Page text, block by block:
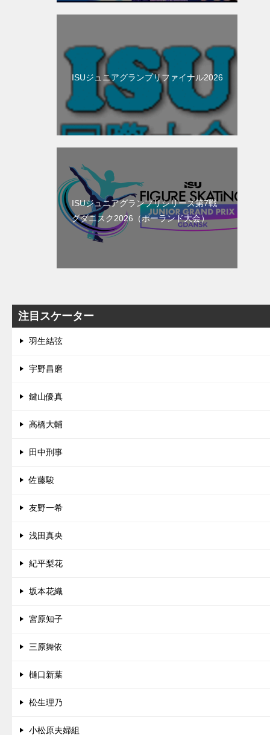
ISUジュニアグランプリファイナル2026
ISUジュニアグランプリシリーズ第7戦
グダニスク2026（ポーランド大会）
注目スケーター
羽生結弦
宇野昌磨
鍵山優真
高橋大輔
田中刑事
佐藤駿
友野一希
浅田真央
紀平梨花
坂本花織
宮原知子
三原舞依
樋口新葉
松生理乃
小松原夫婦組